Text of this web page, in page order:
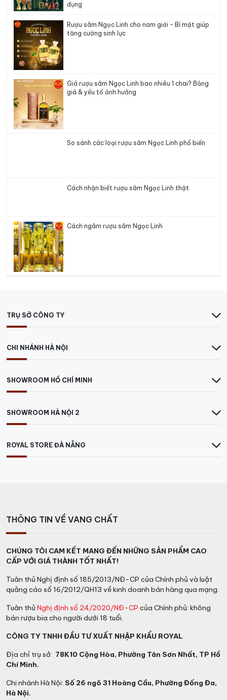
dụng
Rượu sâm Ngọc Linh cho nam giới – Bí mật giúp
tăng cường sinh lực
Giá rượu sâm Ngọc Linh bao nhiêu 1 chai? Bảng
giá & yếu tố ảnh hưởng
So sánh các loại rượu sâm Ngọc Linh phổ biến
Cách nhận biết rượu sâm Ngọc Linh thật
Cách ngâm rượu sâm Ngọc Linh
TRỤ SỞ CÔNG TY
CHI NHÁNH HÀ NỘI
SHOWROOM HỒ CHÍ MINH
SHOWROOM HÀ NỘI 2
ROYAL STORE ĐÀ NẴNG
THÔNG TIN VỀ VANG CHẤT
CHÚNG TÔI CAM KẾT MANG ĐẾN NHỮNG SẢN PHẨM CAO
CẤP VỚI GIÁ THÀNH TỐT NHẤT!
Tuân thủ Nghị định số 185/2013/NĐ-CP của Chính phủ và luật
quảng cáo số 16/2012/QH13 về kinh doanh bán hàng qua mạng.
Tuân thủ Nghị định số 24/2020/NĐ-CP của Chính phủ: không
bán rượu bia cho người dưới 18 tuổi.
CÔNG TY TNHH ĐẦU TƯ XUẤT NHẬP KHẨU ROYAL
Địa chỉ trụ sở: 78K10 Cộng Hòa, Phường Tân Sơn Nhất, TP Hồ
Chí Minh.
Chi nhánh Hà Nội: Số 26 ngõ 31 Hoàng Cầu, Phường Đống Đa,
Hà Nội.